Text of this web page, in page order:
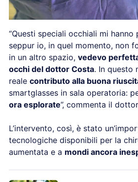
“Questi speciali occhiali mi
seppur io, in quel momento, non
in un altro spazio, vedevo
occhi del dottor Costa. In questo
reale contributo alla buona
smartglasses in sala operatoria:
ora esplorate”, commenta il
L’intervento, così, è stato
tecnologiche disponibili per la
aumentata e a mondi ancora